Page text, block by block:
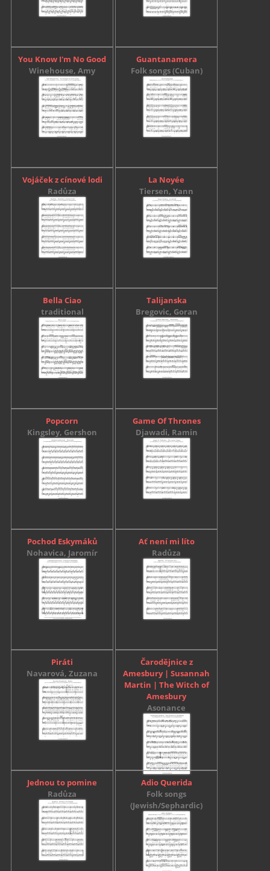
You Know I'm No Good
Winehouse, Amy
Guantanamera
Folk songs (Cuban)
Vojáček z cínové lodi
Radůza
La Noyée
Tiersen, Yann
Bella Ciao
traditional
Talijanska
Bregovic, Goran
Popcorn
Kingsley, Gershon
Game Of Thrones
Djawadi, Ramin
Pochod Eskymáků
Nohavica, Jaromír
Ať není mi líto
Radůza
Piráti
Navarová, Zuzana
Čarodějnice z
Amesbury | Susannah
Martin | The Witch of
Amesbury
Asonance
Jednou to pomine
Radůza
Adio Querida
Folk songs
(Jewish/Sephardic)